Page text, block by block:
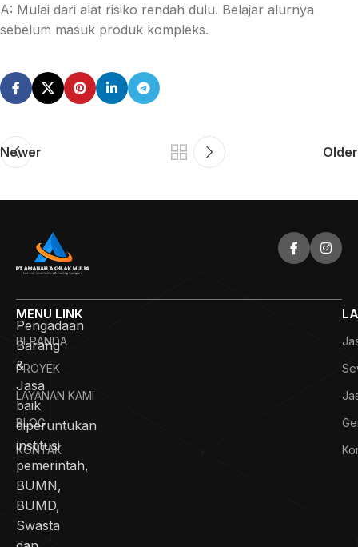
A: Mulai dari alat risiko rendah dulu. Belajar alurnya
sebelum masuk produk kompleks.
Newer Older
Pengadaan
Barang
&
Jasa
baik
diperuntukan
institusi
pemerintah,
BUMN,
BUMD,
Swasta
MENU LINK
BERANDA
PROYEK
LAYANAN KAMI
BLOG
KONTAK